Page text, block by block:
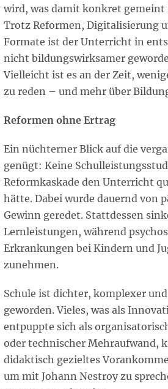
wird, was damit konkret gemeint
Trotz Reformen, Digitalisierung
Formate ist der Unterricht in
nicht bildungswirksamer
Vielleicht ist es an der Zeit,
zu reden – und mehr über
Reformen ohne Ertrag
Ein nüchterner Blick auf die
genügt: Keine
Reformkaskade den Unterricht
hätte. Dabei wurde dauernd von
Gewinn geredet. Stattdessen
Lernleistungen, während
Erkrankungen bei Kindern und
zunehmen.
Schule ist dichter, komplexer
geworden. Vieles, was als
entpuppte sich als
oder technischer Mehraufwand,
didaktisch gezieltes
um mit Johann Nestroy zu